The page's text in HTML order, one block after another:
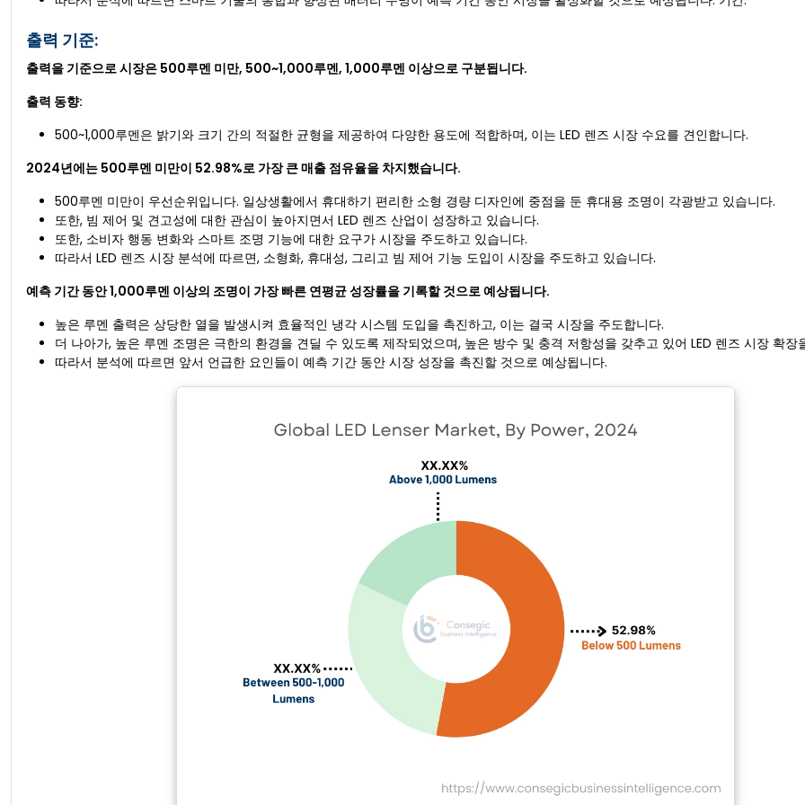
출력 기준:
출력을 기준으로 시장은 500루멘 미만, 500~1,000루멘, 1,000루멘 이상으로 구분됩니다.
출력 동향:
500~1,000루멘은 밝기와 크기 간의 적절한 균형을 제공하여 다양한 용도에 적합하며, 이는 LED 렌즈 시장 수요를 견인합니다.
2024년에는 500루멘 미만이 52.98%로 가장 큰 매출 점유율을 차지했습니다.
500루멘 미만이 우선순위입니다. 일상생활에서 휴대하기 편리한 소형 경량 디자인에 중점을 둔 휴대용 조명이 각광받고 있습니다.
또한, 빔 제어 및 견고성에 대한 관심이 높아지면서 LED 렌즈 산업이 성장하고 있습니다.
또한, 소비자 행동 변화와 스마트 조명 기능에 대한 요구가 시장을 주도하고 있습니다.
따라서 LED 렌즈 시장 분석에 따르면, 소형화, 휴대성, 그리고 빔 제어 기능 도입이 시장을 주도하고 있습니다.
예측 기간 동안 1,000루멘 이상의 조명이 가장 빠른 연평균 성장률을 기록할 것으로 예상됩니다.
높은 루멘 출력은 상당한 열을 발생시켜 효율적인 냉각 시스템 도입을 촉진하고, 이는 결국 시장을 주도합니다.
더 나아가, 높은 루멘 조명은 극한의 환경을 견딜 수 있도록 제작되었으며, 높은 방수 및 충격 저항성을 갖추고 있어 LED 렌즈 시장 확장
따라서 분석에 따르면 앞서 언급한 요인들이 예측 기간 동안 시장 성장을 촉진할 것으로 예상됩니다.